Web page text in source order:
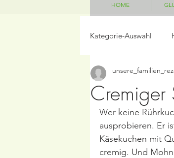
HOME
Kategorie-Auswahl
LowCarb
Salate
Frühling/Ostern
Cremiger
Wer keine
ausprobieren. Er
Käsekuchen mit
cremig. Und